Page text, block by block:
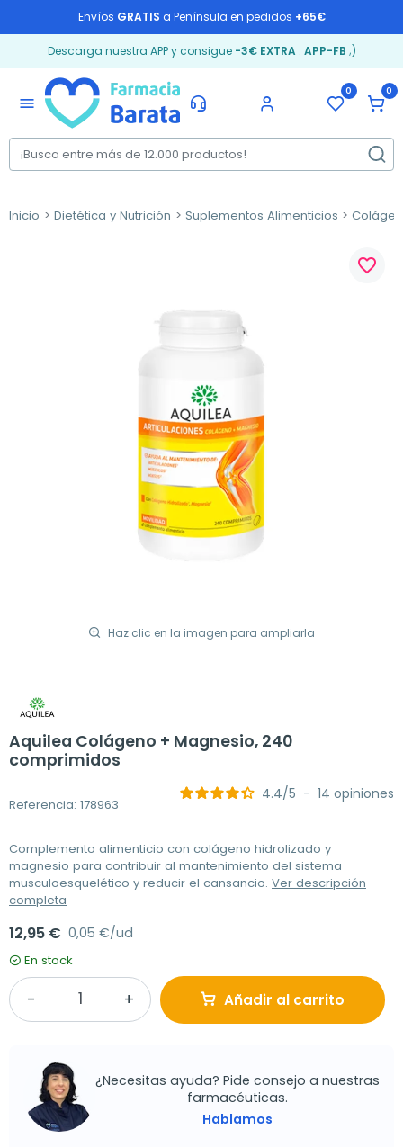
Envíos GRATIS a Península en pedidos +65€
Descarga nuestra APP y consigue -3€ EXTRA: APP-FB ;)
menu
0 0
Inicio Dietética y Nutrición Suplementos Alimenticios
Haz clic en la imagen para ampliarla
favorite_border
Aquilea Colágeno + Magnesio, 240
comprimidos
Referencia: 178963
4.4/5 - 14 opiniones
Complemento alimenticio con colágeno hidrolizado y
magnesio para contribuir al mantenimiento del sistema
musculoesquelético y reducir el cansancio. Ver descripción
completa
12,95 € 0,05 €/ud
En stock
Añadir al carrito
¿Necesitas ayuda? Pide consejo a nuestras
farmacéuticas.
Hablamos